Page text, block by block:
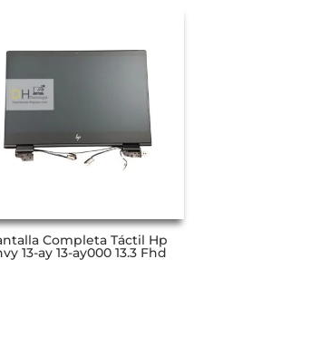
Completa Táctil Hp
13-ay 13-ay000 13.3 Fhd